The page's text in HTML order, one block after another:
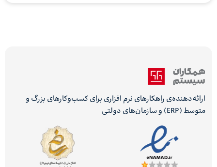
ارائه‌دهنده‌ی راهکارهای نرم افزاری برای کسب‌وکارهای بزرگ و
متوسط (ERP) و سازمان‌های دولتی